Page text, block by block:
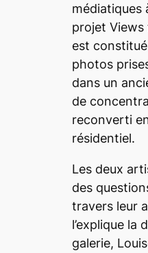
médiatiques
projet Views
est
photos
dans un
de
reconverti
résidentiel.
Les deux
des
travers leur
l’explique la
galerie,